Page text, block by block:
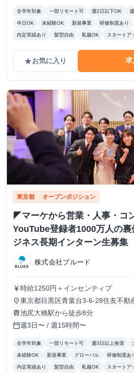
全学年対象 一部リモート可 週2日以下OK
半日OK 未経験OK 新規事業 研修制度あり
内定実績あり 髪型自由 私服OK スタートア
gradeお気に入り 求
東京都 オープンポジション
◤マーケから営業・人事・コ
YouTube登録者1000万人の
ジネス長期インターン生募集
株式会社ブルード
currency_yen 時給1250円＋インセンティブ
place東京都目黒区青葉台3-6-28住友不動
train池尻大橋駅から徒歩8分
calendar_today週3日〜 / 週15時間〜
全学年対象 一部リモート可 週3日以上推奨
未経験OK 新規事業 グローバル 研修制度あ
内定実績あり 髪型自由 私服OK スタートア